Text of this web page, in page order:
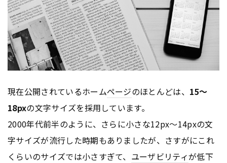
現在公開されているホームページのほとんどは、 15〜
18pxの文字サイズを採用しています。
2000年代前半のように、さらに小さな12px〜14pxの文
字サイズが流行した時期もありましたが、さすがにこれ
くらいのサイズでは小さすぎて、 ユーザビリティが低下